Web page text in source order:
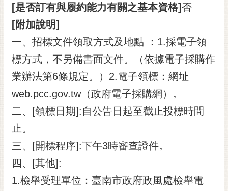
[是否訂有與履約能力有關之基本資格]否
[附加說明]
一、招標文件領取方式及地點 ：1.採電子領
標方式，不另備書面文件。（依據電子採購作
業辦法第6條規定。）2.電子領標：網址
web.pcc.gov.tw（政府電子採購網）。
二、[領標日期]:自公告日起至截止投標時間
止。
三、[開標程序]:下午3時審查證件。
四、[其他]:
1.檢舉受理單位：臺南市政府政風處檢舉電